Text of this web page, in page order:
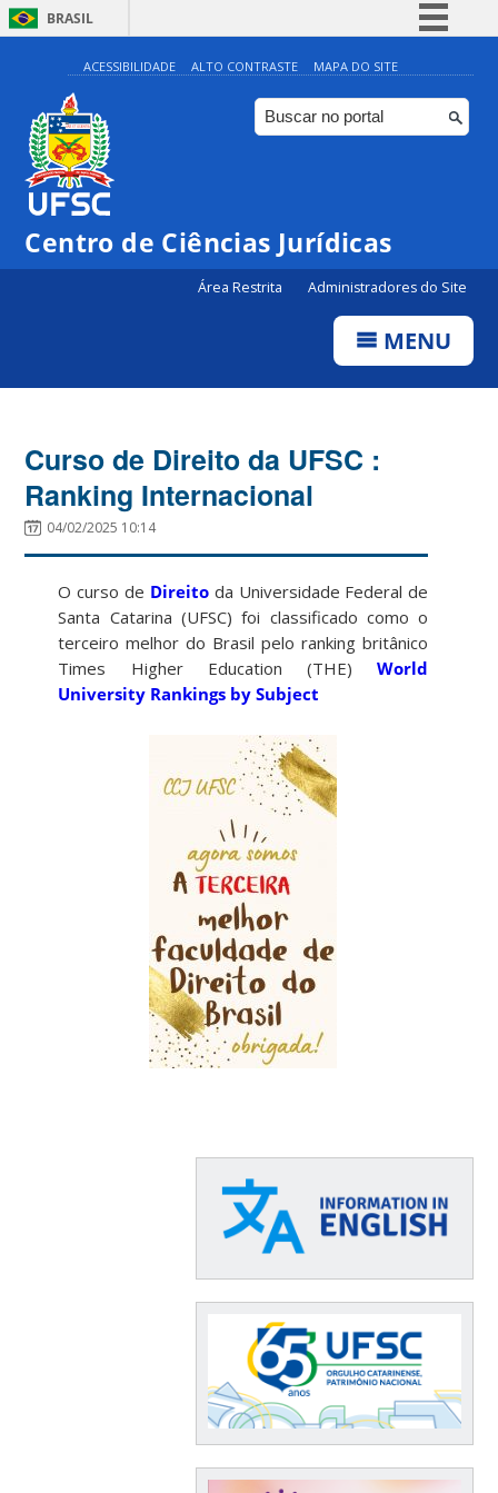
BRASIL
Simplifique!
Comunica BR
Participe
Canais
ACESSIBILIDADE ALTO CONTRASTE MAPA DO SITE
Centro de Ciências Jurídicas
Área Restrita Administradores do Site
MENU
Curso de Direito da UFSC :
Ranking Internacional
04/02/2025 10:14
O curso de Direitoda Universidade Federal de
Santa Catarina (UFSC) foi classificado como o
terceiro melhor do Brasil pelo ranking britânico
Times Higher Education (THE)World
University Rankings by Subject